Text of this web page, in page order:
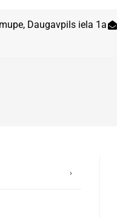
Daugavpils iela 1a
›